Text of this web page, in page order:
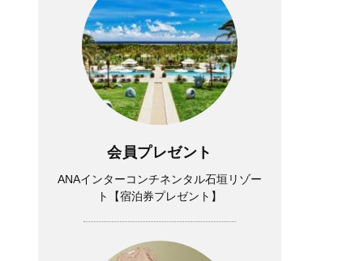
会員プレゼント
ANAインターコンチネンタル石垣リゾー
ト【宿泊券プレゼント】